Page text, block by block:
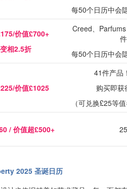
每50个日历中会
价值£700+
变相2.5折
Creed、
每50个日历中会
价值£1025
41件产品
购买即
（可兑换£25等
/ 价值超£500+
2025 圣诞日历